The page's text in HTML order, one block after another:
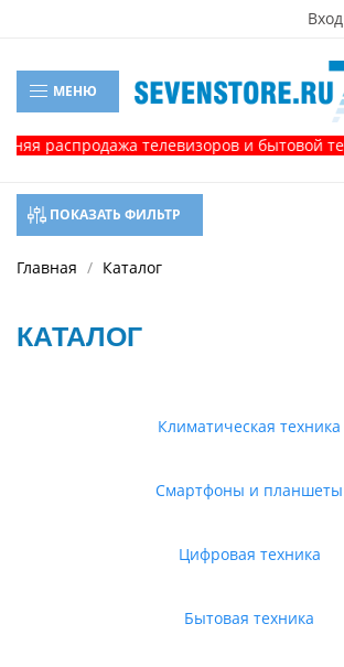
Вход
МЕНЮ
телевизоров и бытовой техники!
ПОКАЗАТЬ ФИЛЬТР
Главная Каталог
КАТАЛОГ
Климатическая техника
Смартфоны и планшеты
Цифровая техника
Бытовая техника